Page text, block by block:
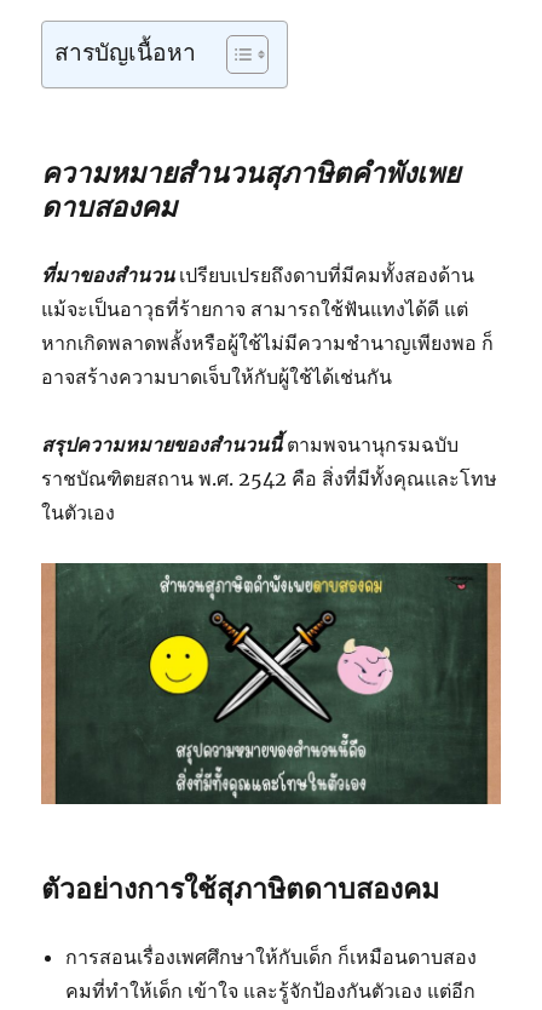
สารบัญเนื้อหา
ความหมายสำนวนสุภาษิตคำพังเพย
ดาบสองคม
ที่มาของสำนวนเปรียบเปรยถึงดาบที่มีคมทั้งสองด้าน
แม้จะเป็นอาวุธที่ร้ายกาจ สามารถใช้ฟันแทงได้ดี แต่
หากเกิดพลาดพลั้งหรือผู้ใช้ไม่มีความชำนาญเพียงพอ ก็
อาจสร้างความบาดเจ็บให้กับผู้ใช้ได้เช่นกัน
สรุปความหมายของสำนวนนี้ตามพจนานุกรมฉบับ
ราชบัณฑิตยสถาน พ.ศ. 2542 คือ สิ่งที่มีทั้งคุณและโทษ
ในตัวเอง
ตัวอย่างการใช้สุภาษิตดาบสองคม
การสอนเรื่องเพศศึกษาให้กับเด็ก ก็เหมือนดาบสอง
คมที่ทำให้เด็ก เข้าใจ และรู้จักป้องกันตัวเอง แต่อีก